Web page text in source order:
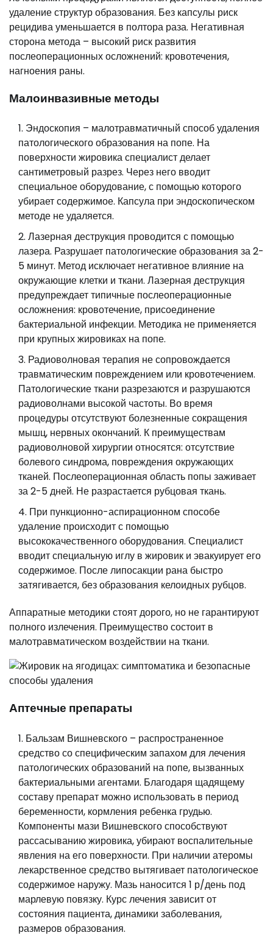
удаление структур образования. Без капсулы риск
рецидива уменьшается в полтора раза. Негативная
сторона метода – высокий риск развития
послеоперационных осложнений: кровотечения,
нагноения раны.
Малоинвазивные методы
Эндоскопия – малотравматичный способ удаления
патологического образования на попе. На
поверхности жировика специалист делает
сантиметровый разрез. Через него вводит
специальное оборудование, с помощью которого
убирает содержимое. Капсула при эндоскопическом
методе не удаляется.
Лазерная деструкция проводится с помощью
лазера. Разрушает патологические образования за 2-
5 минут. Метод исключает негативное влияние на
окружающие клетки и ткани. Лазерная деструкция
предупреждает типичные послеоперационные
осложнения: кровотечение, присоединение
бактериальной инфекции. Методика не применяется
при крупных жировиках на попе.
Радиоволновая терапия не сопровождается
травматическим повреждением или кровотечением.
Патологические ткани разрезаются и разрушаются
радиоволнами высокой частоты. Во время
процедуры отсутствуют болезненные сокращения
мышц, нервных окончаний. К преимуществам
радиоволновой хирургии относятся: отсутствие
болевого синдрома, повреждения окружающих
тканей. Послеоперационная область попы заживает
за 2-5 дней. Не разрастается рубцовая ткань.
При пункционно-аспирационном способе
удаление происходит с помощью
высококачественного оборудования. Специалист
вводит специальную иглу в жировик и эвакуирует его
содержимое. После липосакции рана быстро
затягивается, без образования келоидных рубцов.
Аппаратные методики стоят дорого, но не гарантируют
полного излечения. Преимущество состоит в
малотравматическом воздействии на ткани.
Аптечные препараты
Бальзам Вишневского – распространенное
средство со специфическим запахом для лечения
патологических образований на попе, вызванных
бактериальными агентами. Благодаря щадящему
составу препарат можно использовать в период
беременности, кормления ребенка грудью.
Компоненты мази Вишневского способствуют
рассасыванию жировика, убирают воспалительные
явления на его поверхности. При наличии атеромы
лекарственное средство вытягивает патологическое
содержимое наружу. Мазь наносится 1 р/день под
марлевую повязку. Курс лечения зависит от
состояния пациента, динамики заболевания,
размеров образования.